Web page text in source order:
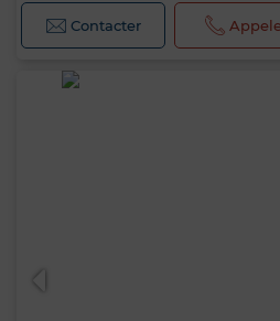
Contacter